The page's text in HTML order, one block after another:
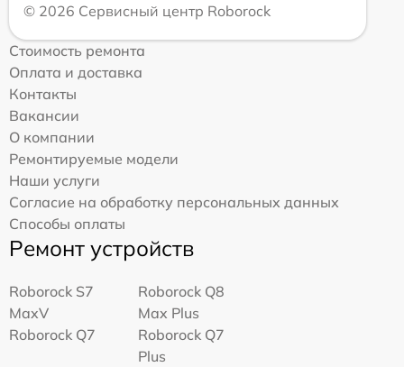
© 2026 Сервисный центр Roborock
Стоимость ремонта
Оплата и доставка
Контакты
Вакансии
О компании
Ремонтируемые модели
Наши услуги
Согласие на обработку персональных данных
Способы оплаты
Ремонт устройств
Roborock S7
MaxV
Roborock Q8
Max Plus
Roborock Q7
Roborock Q7
Plus